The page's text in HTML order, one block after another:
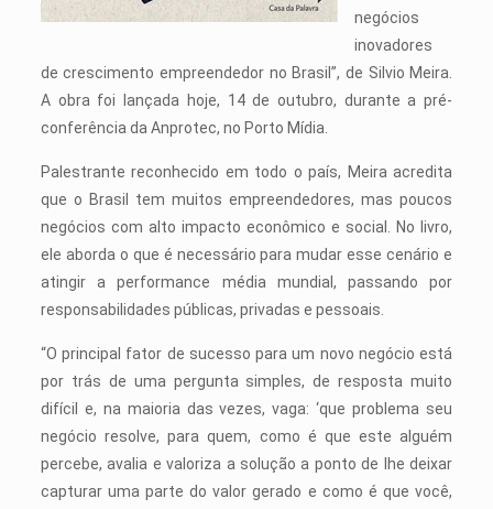
negócios
inovadores
de crescimento empreendedor no Brasil”, de Silvio Meira.
A obra foi lançada hoje, 14 de outubro, durante a pré-
conferência da Anprotec, no Porto Mídia.
Palestrante reconhecido em todo o país, Meira acredita
que o Brasil tem muitos empreendedores, mas poucos
negócios com alto impacto econômico e social. No livro,
ele aborda o que é necessário para mudar esse cenário e
atingir a performance média mundial, passando por
responsabilidades públicas, privadas e pessoais.
“O principal fator de sucesso para um novo negócio está
por trás de uma pergunta simples, de resposta muito
difícil e, na maioria das vezes, vaga: ‘que problema seu
negócio resolve, para quem, como é que este alguém
percebe, avalia e valoriza a solução a ponto de lhe deixar
capturar uma parte do valor gerado e como é que você,